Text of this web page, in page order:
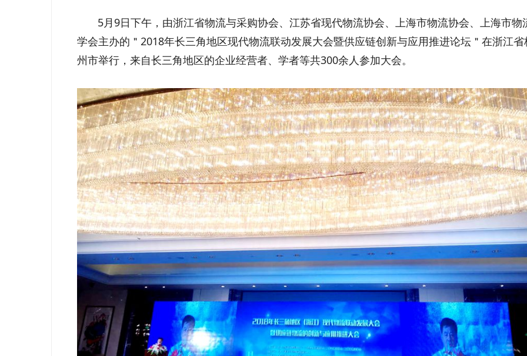
5月9日下午，由浙江省物流与采购协会、江苏省现代物流协会、上海市物流协会、上海市物
学会主办的＂2018年长三角地区现代物流联动发展大会暨供应链创新与应用推进论坛＂在浙江省
州市举行，来自长三角地区的企业经营者、学者等共300余人参加大会。